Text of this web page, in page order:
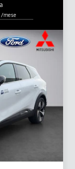
/mese